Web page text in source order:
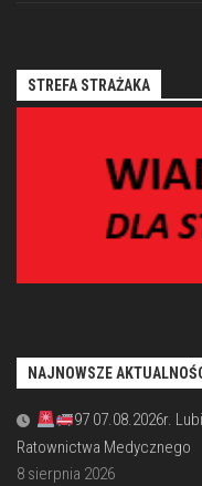
STREFA STRAŻAKA
NAJNOWSZE
97 07.08.2026r.
Ratownictwa Medycznego
8 sierpnia 2026